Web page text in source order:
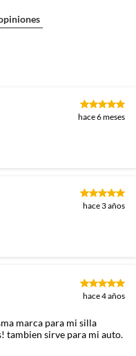
hace 6 meses
hace 3 años
hace 4 años
marca para mi silla
tambien sirve para mi auto.